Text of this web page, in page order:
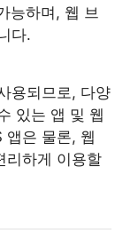
능하며, 웹 브
다.
용되므로, 다양
있는 앱 및 웹
앱은 물론, 웹
리하게 이용할